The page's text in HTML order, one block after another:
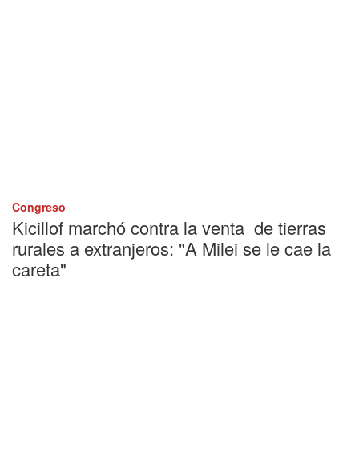
Congreso
Kicillof marchó contra la venta de tierras
rurales a extranjeros: "A Milei se le cae la
careta"